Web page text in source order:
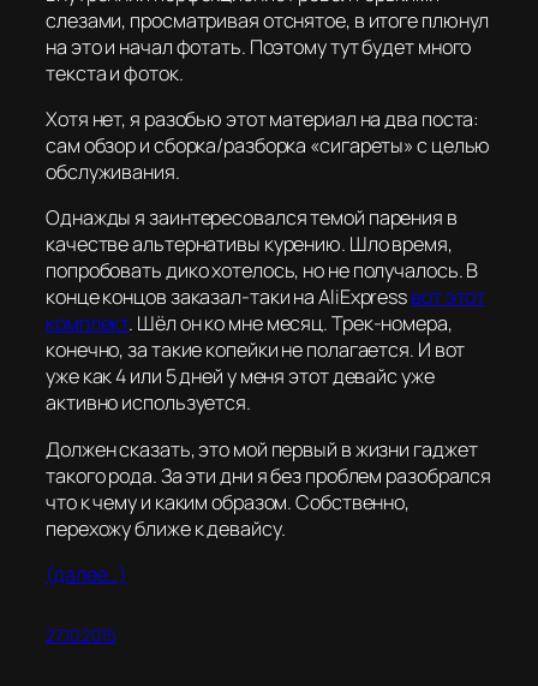
слезами, просматривая отснятое, в итоге плюнул
на это и начал фотать. Поэтому тут будет много
текста и фоток.
Хотя нет, я разобью этот материал на два поста:
сам обзор и сборка/разборка «сигареты» с целью
обслуживания.
Однажды я заинтересовался темой парения в
качестве альтернативы курению. Шло время,
попробовать дико хотелось, но не получалось. В
конце концов заказал-таки на AliExpressвот этот
комплект. Шёл он ко мне месяц. Трек-номера,
конечно, за такие копейки не полагается. И вот
уже как 4 или 5 дней у меня этот девайс уже
активно используется.
Должен сказать, это мой первый в жизни гаджет
такого рода. За эти дни я без проблем разобрался
что к чему и каким образом. Собственно,
перехожу ближе к девайсу.
(далее…)
27.10.2015